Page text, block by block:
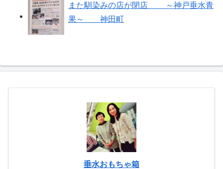
また馴染みの店が閉店 ～神戸垂水青
果～ 神田町
垂水おもちゃ箱